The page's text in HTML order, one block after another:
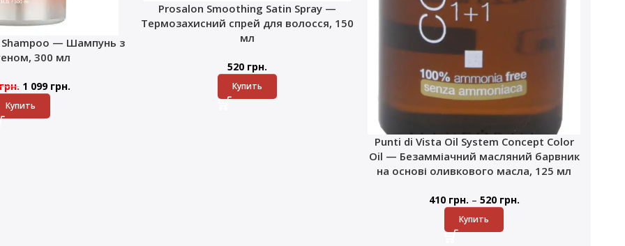
Shampoo — Шампунь з
300 мл
1 099 грн.
Купить
Prosalon Smoothing Satin Spray —
Термозахисний спрей для волосся, 150
мл
520 грн.
Купить
Punti di Vista Oil System Concept Color
Oil — Безамміачний масляний барвник
на основі оливкового масла, 125 мл
410 грн. – 520 грн.
Купить